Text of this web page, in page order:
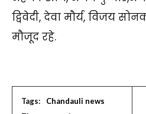
द्विवेदी, देवा मौर्य, विजय
मौजूद रहे.
Tags:
Chandauli news